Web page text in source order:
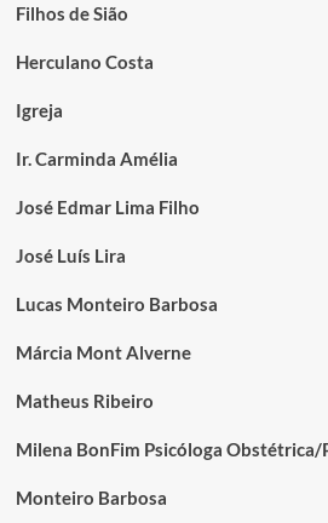
Filhos de Sião
Herculano Costa
Igreja
Ir. Carminda Amélia
José Edmar Lima Filho
José Luís Lira
Lucas Monteiro Barbosa
Márcia Mont Alverne
Matheus Ribeiro
Milena BonFim Psicóloga Obstétrica/
Monteiro Barbosa